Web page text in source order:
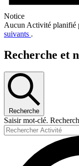
Notice
Aucun Activité planifié
suivants .
Recherche et
Recherche
Saisir mot-clé.